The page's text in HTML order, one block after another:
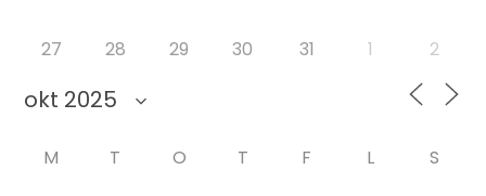
27 28 29 30 31 1 2
M T O T F L S